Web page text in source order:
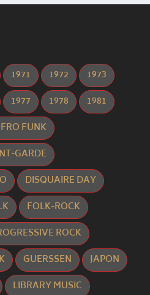
1971 1972
1973
1977 1978
1981
FUNK
GARDE
DISQUAIRE DAY
FOLK-ROCK
ROCK
GUERSSEN
JAPON
LIBRARY MUSIC